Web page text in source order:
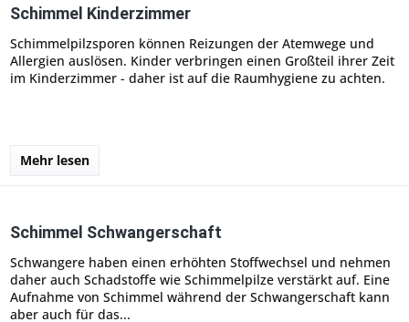
Schimmel Kinderzimmer
Schimmelpilzsporen können Reizungen der Atemwege und
Allergien auslösen. Kinder verbringen einen Großteil ihrer Zeit
im Kinderzimmer - daher ist auf die Raumhygiene zu achten.
Mehr lesen
Schimmel Schwangerschaft
Schwangere haben einen erhöhten Stoffwechsel und nehmen
daher auch Schadstoffe wie Schimmelpilze verstärkt auf. Eine
Aufnahme von Schimmel während der Schwangerschaft kann
aber auch für das...